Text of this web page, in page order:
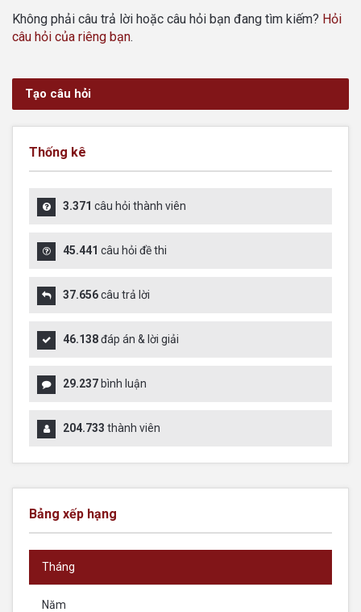
Không phải câu trả lời hoặc câu hỏi bạn đang tìm kiếm? Hỏi
câu hỏi của riêng bạn.
Tạo câu hỏi
Thống kê
3.371 câu hỏi thành viên
45.441 câu hỏi đề thi
37.656câu trả lời
46.138đáp án & lời giải
29.237 bình luận
204.733 thành viên
Bảng xếp hạng
Tháng
Năm